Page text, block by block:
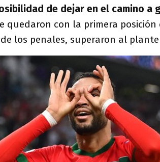
de dejar en el camino a
quedaron con la primera posición
los penales, superaron al